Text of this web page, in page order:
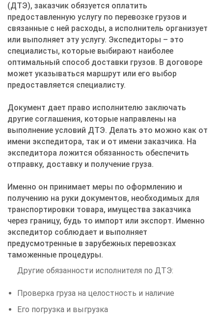
(ДТЭ), заказчик обязуется оплатить
предоставленную услугу по перевозке грузов и
связанные с ней расходы, а исполнитель организует
или выполняет эту услугу. Экспедиторы – это
специалисты, которые выбирают наиболее
оптимальный способ доставки грузов. В договоре
может указываться маршрут или его выбор
предоставляется специалисту.
Документ дает право исполнителю заключать
другие соглашения, которые направлены на
выполнение условий ДТЭ. Делать это можно как от
имени экспедитора, так и от имени заказчика. На
экспедитора ложится обязанность обеспечить
отправку, доставку и получение груза.
Именно он принимает меры по оформлению и
получению на руки документов, необходимых для
транспортировки товара, имущества заказчика
через границу, будь то импорт или экспорт. Именно
экспедитор соблюдает и выполняет
предусмотренные в зарубежных перевозках
таможенные процедуры.
Другие обязанности исполнителя по ДТЭ:
Проверка груза на целостность и наличие
Его погрузка и выгрузка